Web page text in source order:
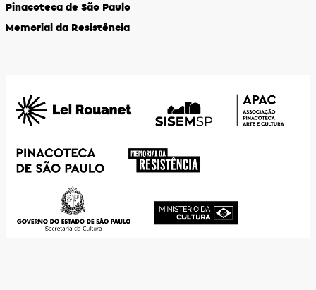
Pinacoteca de São Paulo
Memorial da Resistência